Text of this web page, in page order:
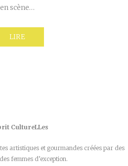
en scène…
LIRE
CultureLLes
artistiques et gourmandes créées par des
femmes d’exception.